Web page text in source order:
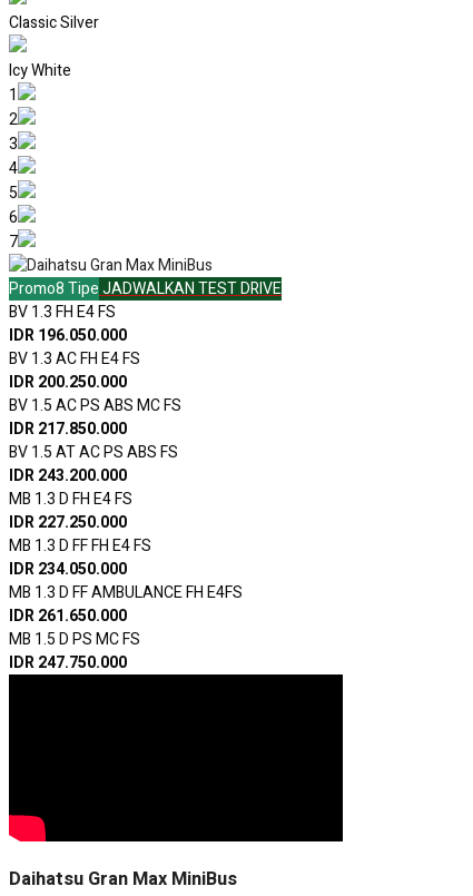
Classic Silver
Icy White
1
2
3
4
5
6
7
Promo8 TipeJADWALKAN TEST DRIVE
BV 1.3 FH E4 FS
IDR 196.050.000
BV 1.3 AC FH E4 FS
IDR 200.250.000
BV 1.5 AC PS ABS MC FS
IDR 217.850.000
BV 1.5 AT AC PS ABS FS
IDR 243.200.000
MB 1.3 D FH E4 FS
IDR 227.250.000
MB 1.3 D FF FH E4 FS
IDR 234.050.000
MB 1.3 D FF AMBULANCE FH E4FS
IDR 261.650.000
MB 1.5 D PS MC FS
IDR 247.750.000
Daihatsu Gran Max MiniBus